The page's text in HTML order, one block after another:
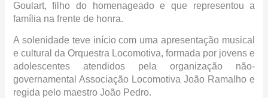
Goulart, filho do homenageado e que representou a
família na frente de honra.
A solenidade teve início com uma apresentação musical
e cultural da Orquestra Locomotiva, formada por jovens e
adolescentes atendidos pela organização não-
governamental Associação Locomotiva João Ramalho e
regida pelo maestro João Pedro.